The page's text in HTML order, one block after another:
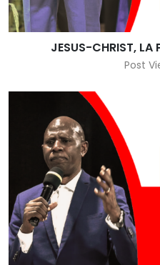
JESUS-CHRIST, LA
Post